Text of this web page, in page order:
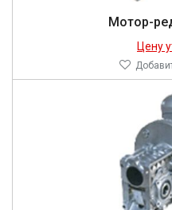
Мотор-
Цену